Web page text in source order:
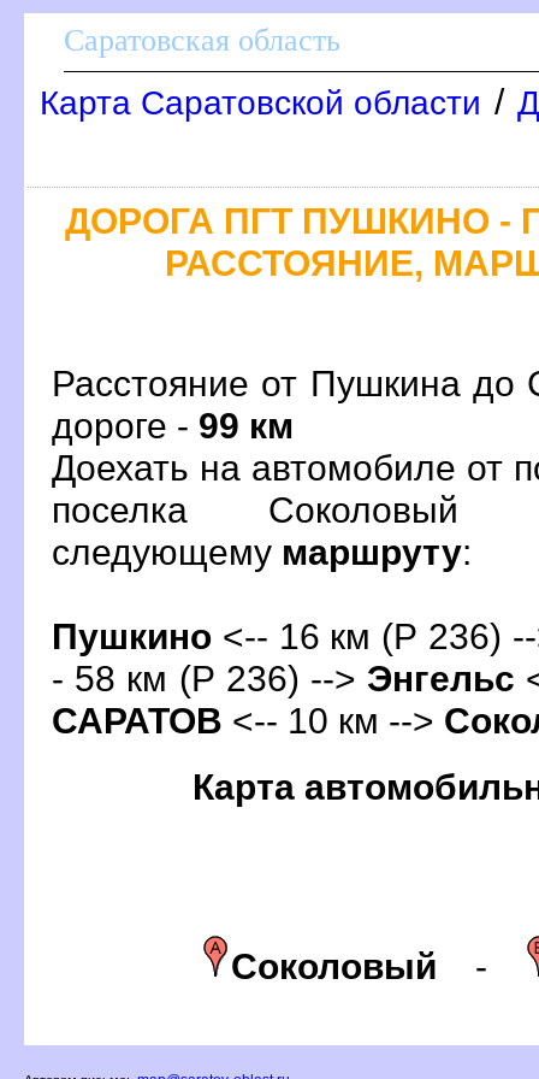
Саратовская область
Карта Саратовской области /
ДОРОГА ПГТ ПУШКИНО -
РАССТОЯНИЕ,
Расстояние от Пушкина до
дороге - 99 км
Доехать на автомобиле от
поселка Соколовый
следующему маршруту:
Пушкино <-- 16 км (Р 236)
- 58 км (Р 236) --> Энгельс
САРАТО <-- 10 км -->
Карта
Соколовый -